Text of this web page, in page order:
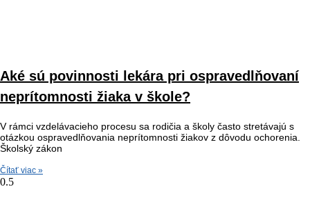
Aké sú povinnosti lekára pri ospravedlňovaní
neprítomnosti žiaka v škole?
V rámci vzdelávacieho procesu sa rodičia a školy často stretávajú s
otázkou ospravedlňovania neprítomnosti žiakov z dôvodu ochorenia.
Školský zákon
Čítať viac »